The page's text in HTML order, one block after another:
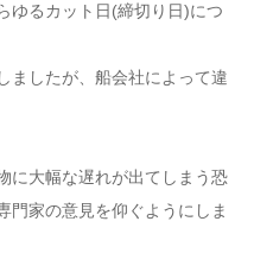
ゆるカット日(締切り日)につ
ましたが、船会社によって違
に大幅な遅れが出てしまう恐
門家の意見を仰ぐようにしま